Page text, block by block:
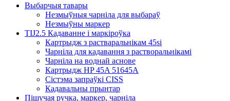
Выбарчыя тавары
Незмыўныя чарніла для выбараў
Незмыўны маркер
TIJ2.5 Кадаванне і маркіроўка
Картрыдж з растваральнікам 45si
Чарніла для кадавання з растворальнікамі
Чарніла на воднай аснове
Картрыдж HP 45A 51645A
Сістэма запраўкі CISS
Кадавальны прынтар
Пішучая ручка, маркер, чарніла